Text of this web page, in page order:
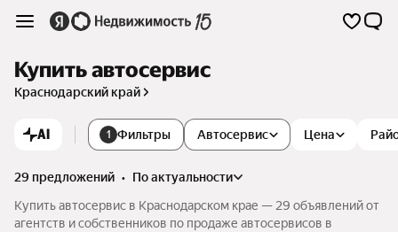
Купить автосервис
Краснодарский край
AI 1 Фильтры Автосервис Цена
29 предложений •
по актуальности
Купить автосервис в Краснодарском крае — 29 объявлений от
агентств и собственников по продаже автосервисов в